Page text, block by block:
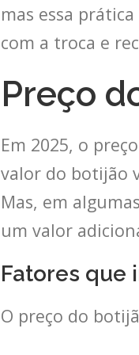
mas essa
com a troca e
Preço
Em 2025, o
valor do botijão
Mas, em
um valor
Fatores que
O preço do